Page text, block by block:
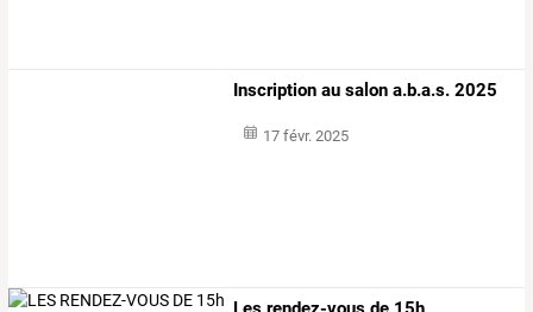
Inscription au salon a.b.a.s. 2025
17 févr. 2025